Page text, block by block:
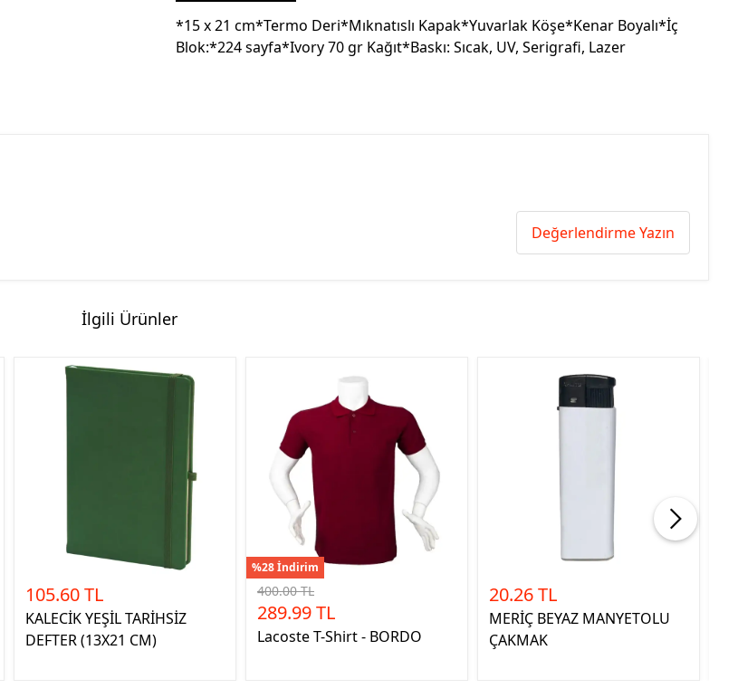
*15 x 21 cm*Termo Deri*Mıknatıslı Kapak*Yuvarlak Köşe*Kenar Boyalı*İç
Blok:*224 sayfa*Ivory 70 gr Kağıt*Baskı: Sıcak, UV, Serigrafi, Lazer
Değerlendirme Yazın
İlgili Ürünler
105.60 TL
KALECİK YEŞİL TARİHSİZ
DEFTER (13X21 CM)
%28 İndirim
400.00 TL
289.99 TL
Lacoste T-Shirt - BORDO
20.26 TL
MERİÇ BEYAZ MANYETOLU
ÇAKMAK